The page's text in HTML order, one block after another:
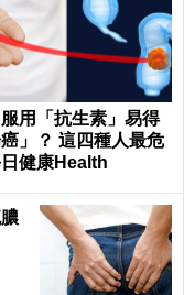
用「抗生素」易得
癌」？ 這四種人最危
健康Health